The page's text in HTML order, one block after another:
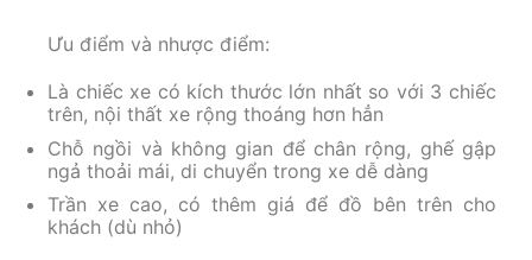
Ưu điểm và nhược điểm:
Là chiếc xe có kích thước lớn nhất so với 3 chiếc
trên, nội thất xe rộng thoáng hơn hẳn
Chỗ ngồi và không gian để chân rộng, ghế gập
ngả thoải mái, di chuyển trong xe dễ dàng
Trần xe cao, có thêm giá để đồ bên trên cho
khách (dù nhỏ)